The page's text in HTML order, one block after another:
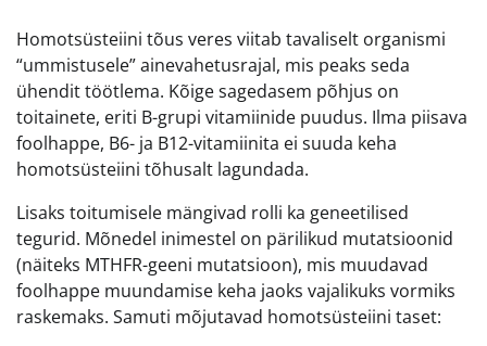
Homotsüsteiini tõus veres viitab tavaliselt organismi
“ummistusele” ainevahetusrajal, mis peaks seda
ühendit töötlema. Kõige sagedasem põhjus on
toitainete, eriti B-grupi vitamiinide puudus. Ilma piisava
foolhappe, B6- ja B12-vitamiinita ei suuda keha
homotsüsteiini tõhusalt lagundada.
Lisaks toitumisele mängivad rolli ka geneetilised
tegurid. Mõnedel inimestel on pärilikud mutatsioonid
(näiteks MTHFR-geeni mutatsioon), mis muudavad
foolhappe muundamise keha jaoks vajalikuks vormiks
raskemaks. Samuti mõjutavad homotsüsteiini taset: